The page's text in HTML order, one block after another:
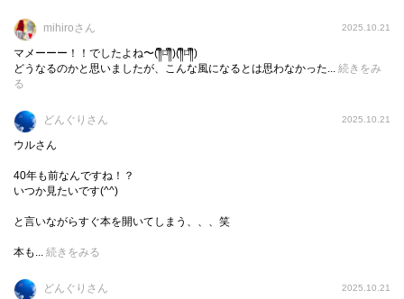
今回出てくる妖人は貘（バク）
周りからの差別されはじめます
ママ友に無視されたり
息子は遊び相手がいなくなり
悩んだ末に伊織に助けを求めます。
mihiroさん 2025.10.21
マメーーー！！でしたよね〜(༎ຶ⌑༎ຶ)(༎ຶ⌑༎ຶ)
どうなるのかと思いましたが、こんな風になるとは思わなかった... 続きをみ
る
どんぐりさん 2025.10.21
ウルさん
40年も前なんですね！？
いつか見たいです(^^)
と言いながらすぐ本を開いてしまう、、、笑
本も... 続きをみる
どんぐりさん 2025.10.21